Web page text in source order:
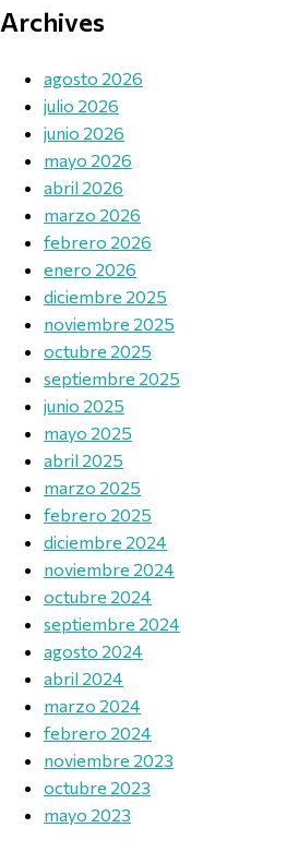
Archives
agosto 2026
julio 2026
junio 2026
mayo 2026
abril 2026
marzo 2026
febrero 2026
enero 2026
diciembre 2025
noviembre 2025
octubre 2025
septiembre 2025
junio 2025
mayo 2025
abril 2025
marzo 2025
febrero 2025
diciembre 2024
noviembre 2024
octubre 2024
septiembre 2024
agosto 2024
abril 2024
marzo 2024
febrero 2024
noviembre 2023
octubre 2023
mayo 2023